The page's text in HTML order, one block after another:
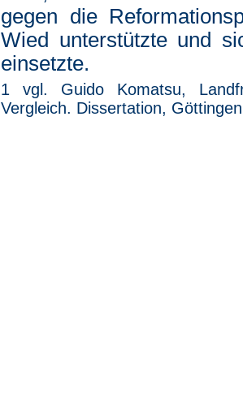
gegen die
Wied unterstützte und
einsetzte.
1 vgl. Guido Komatsu,
Vergleich. Dissertation,